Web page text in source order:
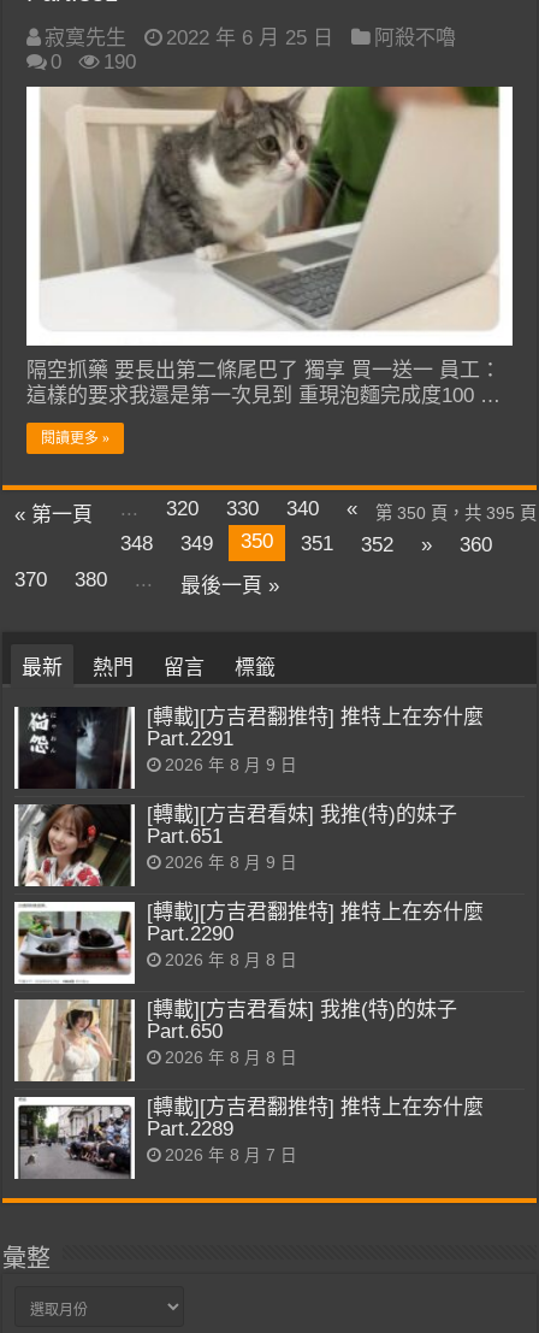
寂寞先生 2022 年 6 月 25 日
阿殺不嚕
0
190
隔空抓藥 要長出第二條尾巴了 獨享 買一送一 員工：
這樣的要求我還是第一次見到 重現泡麵完成度100 …
閱讀更多 »
第 350 頁，共 395 頁
« 第一頁 ... 320 330 340
«
348
349 350 351 352 »
360
370
380 ... 最後一頁 »
最新 熱門 留言 標籤
[轉載][方吉君翻推特] 推特上在夯什麼
Part.2291
2026 年 8 月 9 日
[轉載][方吉君看妹] 我推(特)的妹子
Part.651
2026 年 8 月 9 日
[轉載][方吉君翻推特] 推特上在夯什麼
Part.2290
2026 年 8 月 8 日
[轉載][方吉君看妹] 我推(特)的妹子
Part.650
2026 年 8 月 8 日
[轉載][方吉君翻推特] 推特上在夯什麼
Part.2289
2026 年 8 月 7 日
彙整
彙